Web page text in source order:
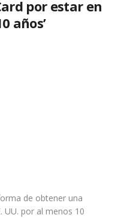
por estar en
años’
de obtener una
UU. por al menos 10